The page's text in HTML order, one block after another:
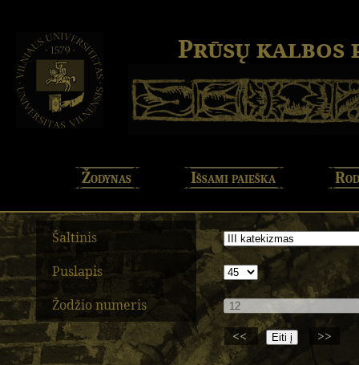
Prūsų kalbos
Žodynas Išsami paieška
Šaltinis
Puslapis
Žodžio numeris
<<
>>